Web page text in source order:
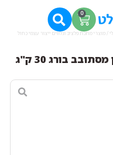
0
/ מוצרי מתכת פלציב ונלווים ייצור עצמי כחול